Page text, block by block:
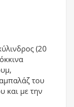
(20
του
και με την